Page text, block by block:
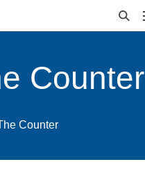
Counter
Counter